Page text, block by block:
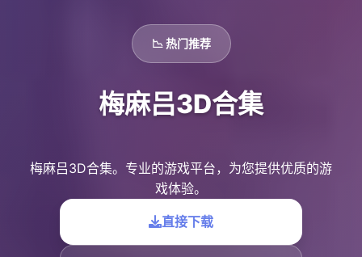
📉 热门推荐
梅麻吕3D合集
梅麻吕3D合集。专业的游戏平台，为您提供优质的游
戏体验。
直接下载